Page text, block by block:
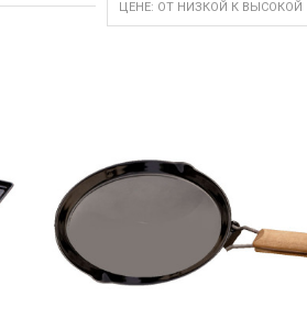
ЦЕНЕ: ОТ НИЗКОЙ К ВЫСОКОЙ